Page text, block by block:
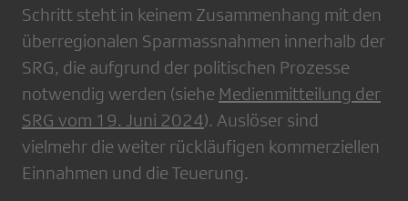
Schritt steht in keinem Zusammenhang mit den
überregionalen Sparmassnahmen innerhalb der
SRG, die aufgrund der politischen Prozesse
notwendig werden (siehe Medienmitteilung der
SRG vom 19. Juni 2024). Auslöser sind
vielmehr die weiter rückläufigen kommerziellen
Einnahmen und die Teuerung.